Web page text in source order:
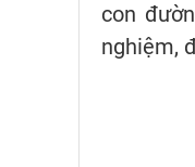
con
nghiệm,